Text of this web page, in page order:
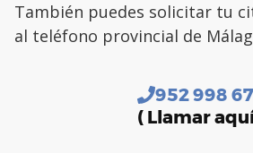
También puedes solicitar tu
al teléfono provincial de
952 998
( Llamar